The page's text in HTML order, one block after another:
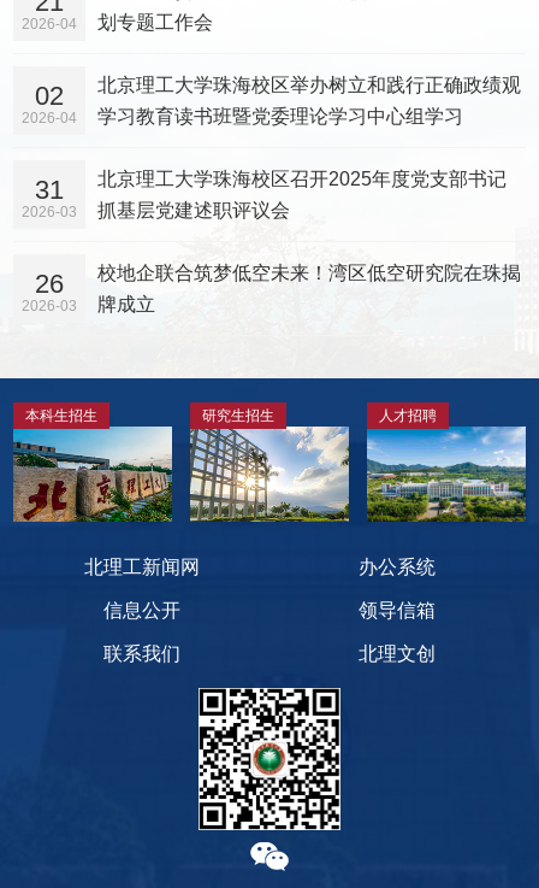
2026-04
划专题工作会
02
2026-04
北京理工大学珠海校区举办树立和践行正确政绩观
学习教育读书班暨党委理论学习中心组学习
31
2026-03
北京理工大学珠海校区召开2025年度党支部书记
抓基层党建述职评议会
26
2026-03
校地企联合筑梦低空未来！湾区低空研究院在珠揭
牌成立
本科生招生 研究生招生 人才招聘
北理工新闻网 办公系统
信息公开 领导信箱
联系我们 北理文创